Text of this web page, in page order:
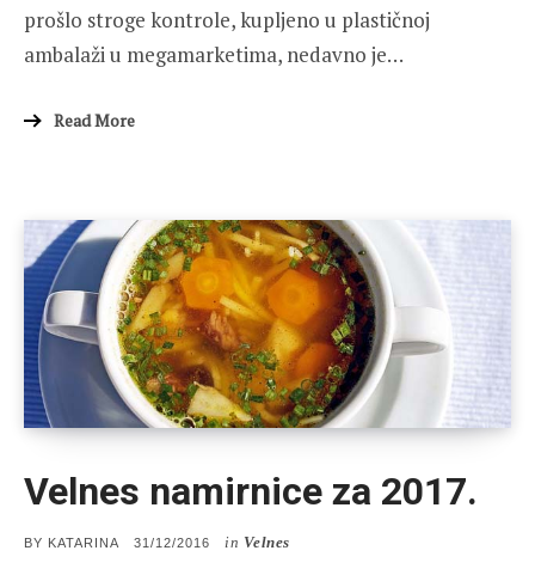
prošlo stroge kontrole, kupljeno u plastičnoj
ambalaži u megamarketima, nedavno je…
Read More
Velnes namirnice za 2017.
BY KATARINA
POSTED
31/12/2016 in Velnes